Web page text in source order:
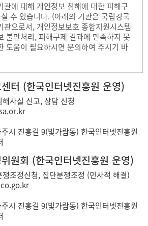
관에 대해 개인정보 침해에 대한 피해구
수 있습니다. (아래의 기관은 국립경국
관으로서, 개인정보보호 종합지원시스템
불만처리, 피해구제 결과에 만족하지 못
도움이 필요하시면 문의하여 주시기 바
터 (한국인터넷진흥원 운영)
사실 신고, 상담 신청
시 진흥길 9(빛가람동) 한국인터넷진흥원
원회 (한국인터넷진흥원 운영)
조정신청, 집단분쟁조정 (민사적 해결)
시 진흥길 9(빛가람동) 한국인터넷진흥원